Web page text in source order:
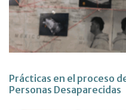
Prácticas en el proceso
Personas Desaparecidas